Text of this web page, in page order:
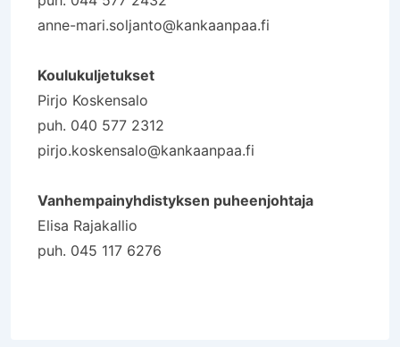
anne-mari.soljanto@kankaanpaa.fi
Koulukuljetukset
Pirjo Koskensalo
puh. 040 577 2312
pirjo.koskensalo@kankaanpaa.fi
Vanhempainyhdistyksen puheenjohtaja
Elisa Rajakallio
puh. 045 117 6276